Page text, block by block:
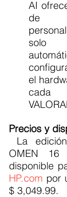
AI
de
solo
el
cada
Precios y
OMEN 16
HP.com por
$ 3,049.99.